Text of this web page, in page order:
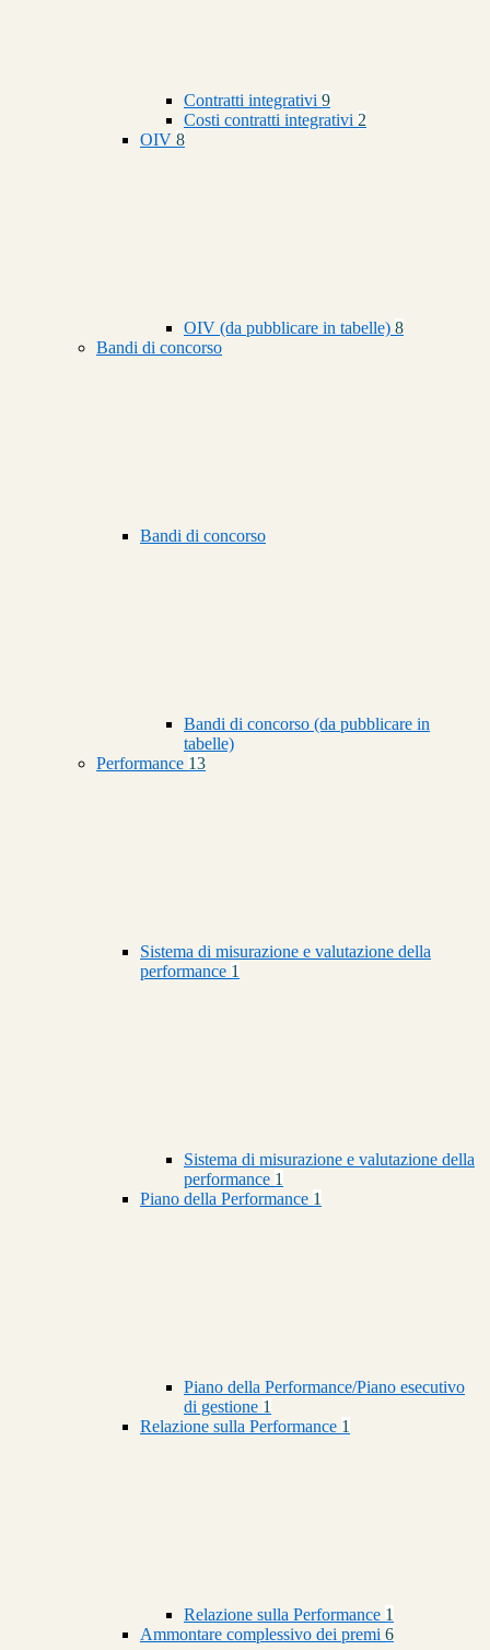
Contratti integrativi 9
Costi contratti integrativi 2
OIV 8
OIV (da pubblicare in tabelle) 8
Bandi di concorso
Bandi di concorso
Bandi di concorso (da pubblicare in
tabelle)
Performance 13
Sistema di misurazione e valutazione della
performance 1
Sistema di misurazione e valutazione della
performance 1
Piano della Performance 1
Piano della Performance/Piano esecutivo
di gestione 1
Relazione sulla Performance 1
Relazione sulla Performance 1
Ammontare complessivo dei premi 6